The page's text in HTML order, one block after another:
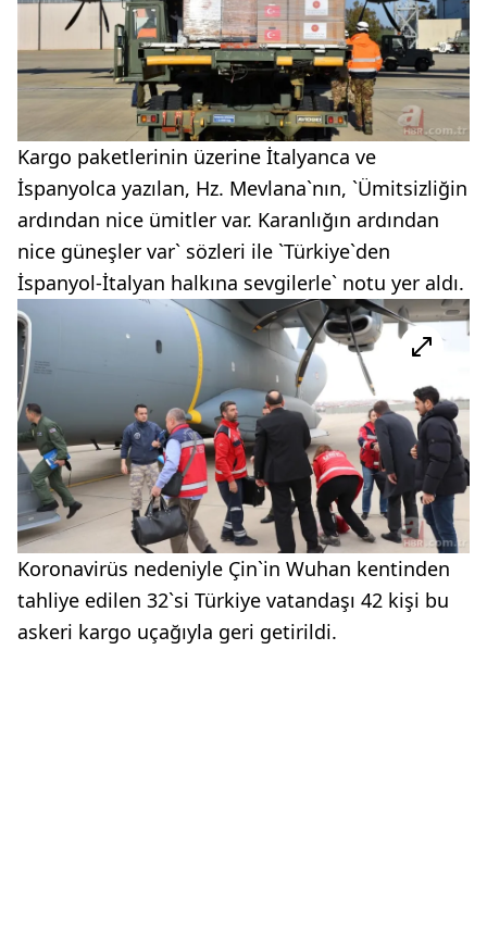
Kargo paketlerinin üzerine İtalyanca ve
İspanyolca yazılan, Hz. Mevlana`nın, `Ümitsizliğin
ardından nice ümitler var. Karanlığın ardından
nice güneşler var` sözleri ile `Türkiye`den
İspanyol-İtalyan halkına sevgilerle` notu yer aldı.
Koronavirüs nedeniyle Çin`in Wuhan kentinden
tahliye edilen 32`si Türkiye vatandaşı 42 kişi bu
askeri kargo uçağıyla geri getirildi.